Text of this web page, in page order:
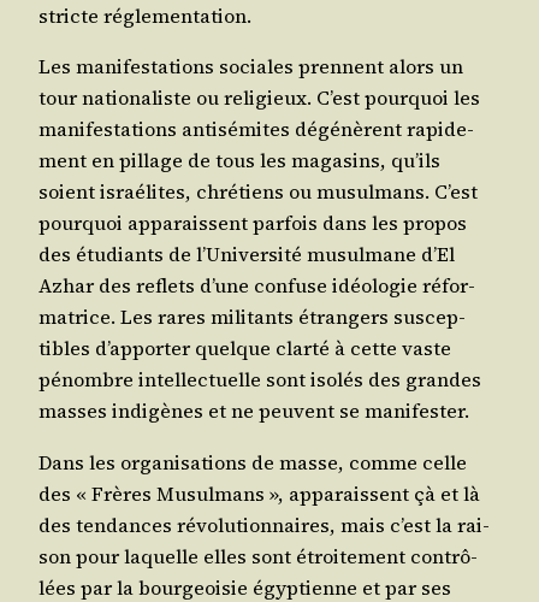
stricte réglementation.
Les mani­fes­ta­tions sociales prennent alors un
tour natio­na­liste ou reli­gieux. C’est pour­quoi les
mani­fes­ta­tions anti­sé­mites dégé­nèrent rapi­de­
ment en pillage de tous les maga­sins, qu’ils
soient israé­lites, chré­tiens ou musul­mans. C’est
pour­quoi appa­raissent par­fois dans les pro­pos
des étu­diants de l’U­ni­ver­si­té musul­mane d’El
Azhar des reflets d’une confuse idéo­lo­gie réfor­
ma­trice. Les rares mili­tants étran­gers sus­cep­
tibles d’ap­por­ter quelque clar­té à cette vaste
pénombre intel­lec­tuelle sont iso­lés des grandes
masses indi­gènes et ne peuvent se manifester.
Dans les orga­ni­sa­tions de masse, comme celle
des « Frères Musul­mans », appa­raissent çà et là
des ten­dances révo­lu­tion­naires, mais c’est la rai­
son pour laquelle elles sont étroi­te­ment contrô­
lées par la bour­geoi­sie égyp­tienne et par ses